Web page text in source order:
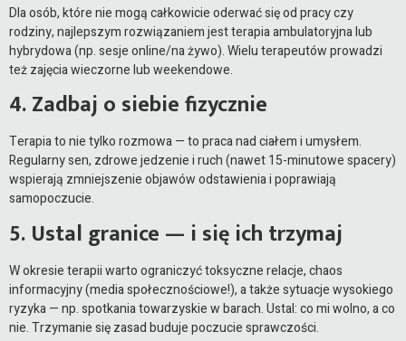
Dla osób, które nie mogą całkowicie oderwać się od pracy czy
rodziny, najlepszym rozwiązaniem jest terapia ambulatoryjna lub
hybrydowa (np. sesje online/na żywo). Wielu terapeutów prowadzi
też zajęcia wieczorne lub weekendowe.
4. Zadbaj o siebie fizycznie
Terapia to nie tylko rozmowa — to praca nad ciałem i umysłem.
Regularny sen, zdrowe jedzenie i ruch (nawet 15-minutowe spacery)
wspierają zmniejszenie objawów odstawienia i poprawiają
samopoczucie.
5. Ustal granice — i się ich trzymaj
W okresie terapii warto ograniczyć toksyczne relacje, chaos
informacyjny (media społecznościowe!), a także sytuacje wysokiego
ryzyka — np. spotkania towarzyskie w barach. Ustal: co mi wolno, a co
nie. Trzymanie się zasad buduje poczucie sprawczości.